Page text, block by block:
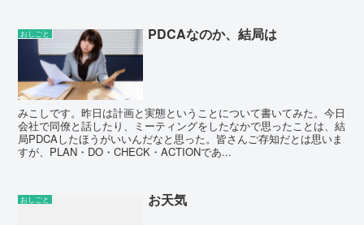
おしごと PDCAなのか、結局は
みこしです。昨日は計画と実態ということについて書いてみた。今日
会社で同僚と話したり、ミーティングをしたなかで思ったことは、結
局PDCAしたほうがいいんだなと思った。皆さんご存知だとは思いま
すが、PLAN・DO・CHECK・ACTIONであ...
おしごと お天気